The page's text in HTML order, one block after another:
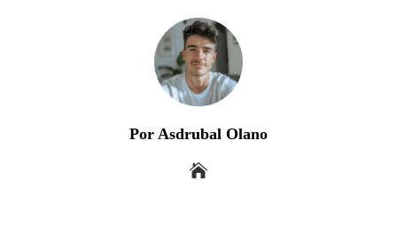
Por Asdrubal Olano